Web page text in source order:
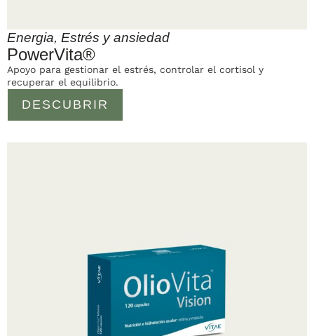
Energia, Estrés y ansiedad
PowerVita®
DESCUBRIR
Apoyo para gestionar el estrés, controlar el cortisol y
recuperar el equilibrio.